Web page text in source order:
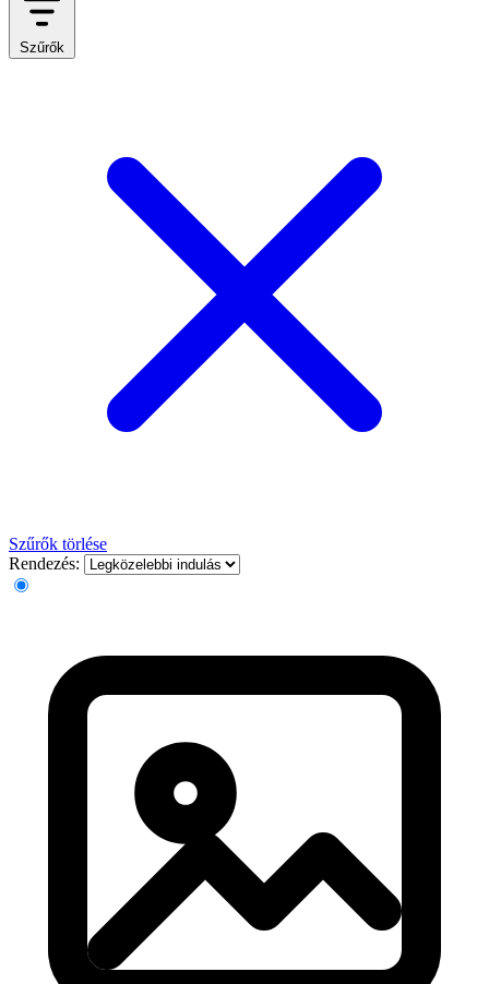
Szűrők
Szűrők törlése
Rendezés: